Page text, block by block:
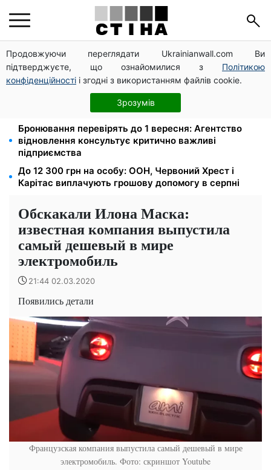
Продовжуючи переглядати Ukrainianwall.com Ви
підтверджуєте, що ознайомилися з Політикою
конфіденційності і згодні з використанням файлів cookie.
Зрозумів
На стадіоні «Спартак» у Києві відбувся
товариський матч між командами посольств США
та Франції
Права із Саудівської Аравії обміняли на українські:
процедура, яку варто знати водіям
Бронювання перевірять до 1 вересня: Агентство
відновлення консультує критично важливі
підприємства
До 12 300 грн на особу: ООН, Червоний Хрест і
Карітас виплачують грошову допомогу в серпні
Обскакали Илона Маска:
известная компания выпустила
самый дешевый в мире
электромобиль
21:44 02.03.2020
Появились детали
Французская компания выпустила самый дешевый в мире
электромобиль. Фото: скриншот Youtube